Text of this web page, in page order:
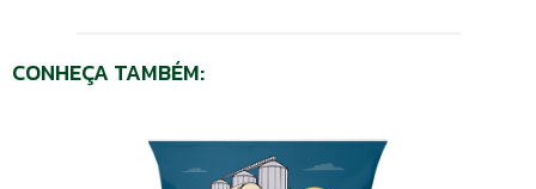
CONHEÇA TAMBÉM: